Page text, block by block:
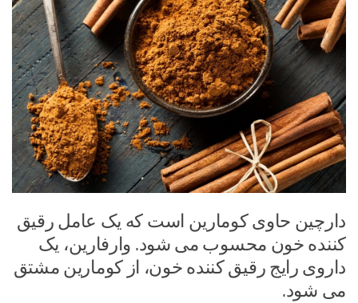
دارچین حاوی کومارین است که یک عامل رقیق
کننده خون محسوب می شود. وارفارین، یک
داروی رایج رقیق کننده خون، از کومارین مشتق
می شود.